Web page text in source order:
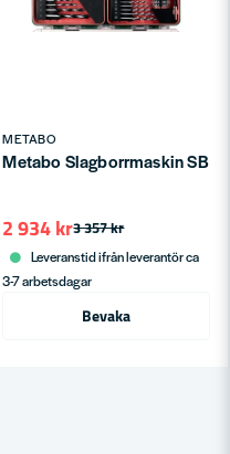
Quick Set 18V Workshop
METABO
Metabo Slagborrmaskin SB
3 357 kr
2 934 kr
Leveranstid ifrån leverantör ca
3-7 arbetsdagar
Bevaka